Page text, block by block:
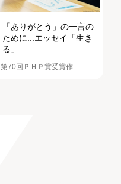
「ありがとう」の一言の
ために...エッセイ「生き
る」
第70回ＰＨＰ賞受賞作